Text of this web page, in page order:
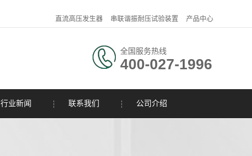
直流高压发生器
串联谐振耐压试验装置 产品中心
全国服务热线
400-027-1996
行业新闻 联系我们 公司介绍